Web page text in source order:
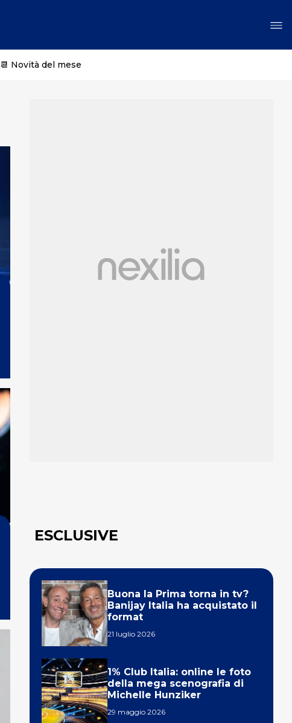
📆 Novità del mese
ESCLUSIVE
Buona la Prima torna in tv?
Banijay Italia ha acquistato il
format
21 luglio 2026
1% Club Italia: online le foto
della mega scenografia di
Michelle Hunziker
29 maggio 2026